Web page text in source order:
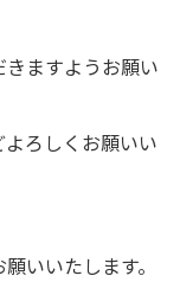
ますようお願い
ろしくお願いい
いいたします。